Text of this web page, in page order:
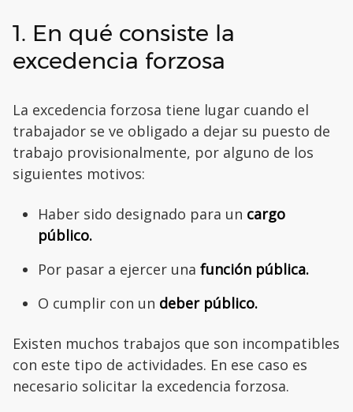
1. En qué consiste la
excedencia forzosa
La excedencia forzosa tiene lugar cuando el
trabajador se ve obligado a dejar su puesto de
trabajo provisionalmente, por alguno de los
siguientes motivos:
Haber sido designado para un cargo
público.
Por pasar a ejercer una función pública.
O cumplir con un deber público.
Existen muchos trabajos que son incompatibles
con este tipo de actividades. En ese caso es
necesario solicitar la excedencia forzosa.